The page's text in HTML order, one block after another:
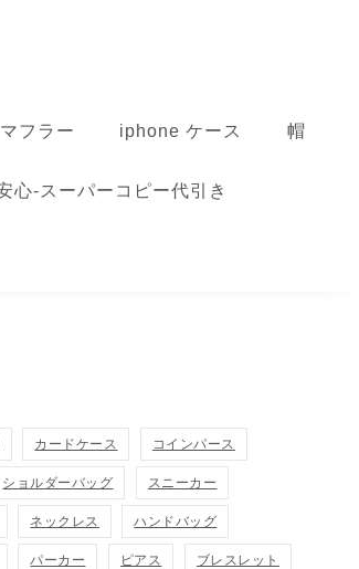
マフラー iphone ケース 帽
心-スーパーコピー代引き
カードケース コインパース
ショルダーバッグ スニーカー
ネックレス ハンドバッグ
パーカー ピアス ブレスレット